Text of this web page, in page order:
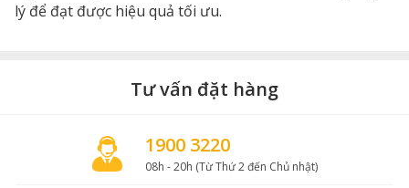
lý để đạt được hiệu quả tối ưu.
Tư vấn đặt hàng
1900 3220
08h - 20h (Từ Thứ 2 đến Chủ nhật)